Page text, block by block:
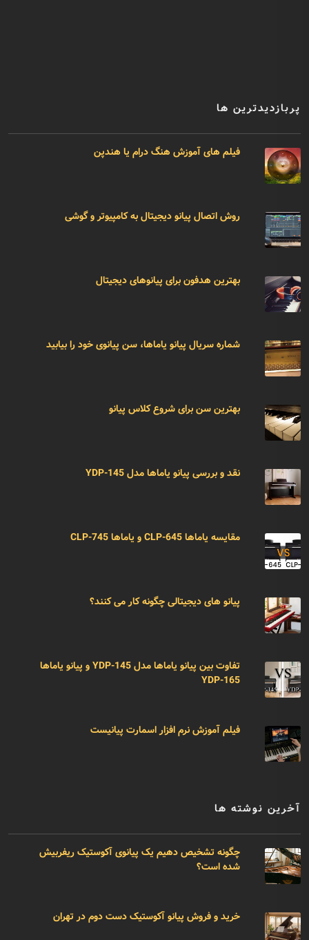
پربازدیدترین ها
فیلم های آموزش هنگ درام یا هندپن
روش اتصال پیانو دیجیتال به کامپیوتر و گوشی
بهترین هدفون برای پیانوهای دیجیتال
شماره سریال پیانو یاماها، سن پیانوی خود را بیابید
بهترین سن برای شروع کلاس پیانو
نقد و بررسی پیانو یاماها مدل YDP-145
مقایسه یاماها CLP-645 و یاماها CLP-745
پیانو های دیجیتالی چگونه کار می کنند؟
تفاوت بین پیانو یاماها مدل YDP-145 و پیانو یاماها
YDP-165
فیلم آموزش نرم افزار اسمارت پیانیست
آخرین نوشته ها
چگونه تشخیص دهیم یک پیانوی آکوستیک ریفربیش
شده است؟
خرید و فروش پیانو آکوستیک دست دوم در تهران